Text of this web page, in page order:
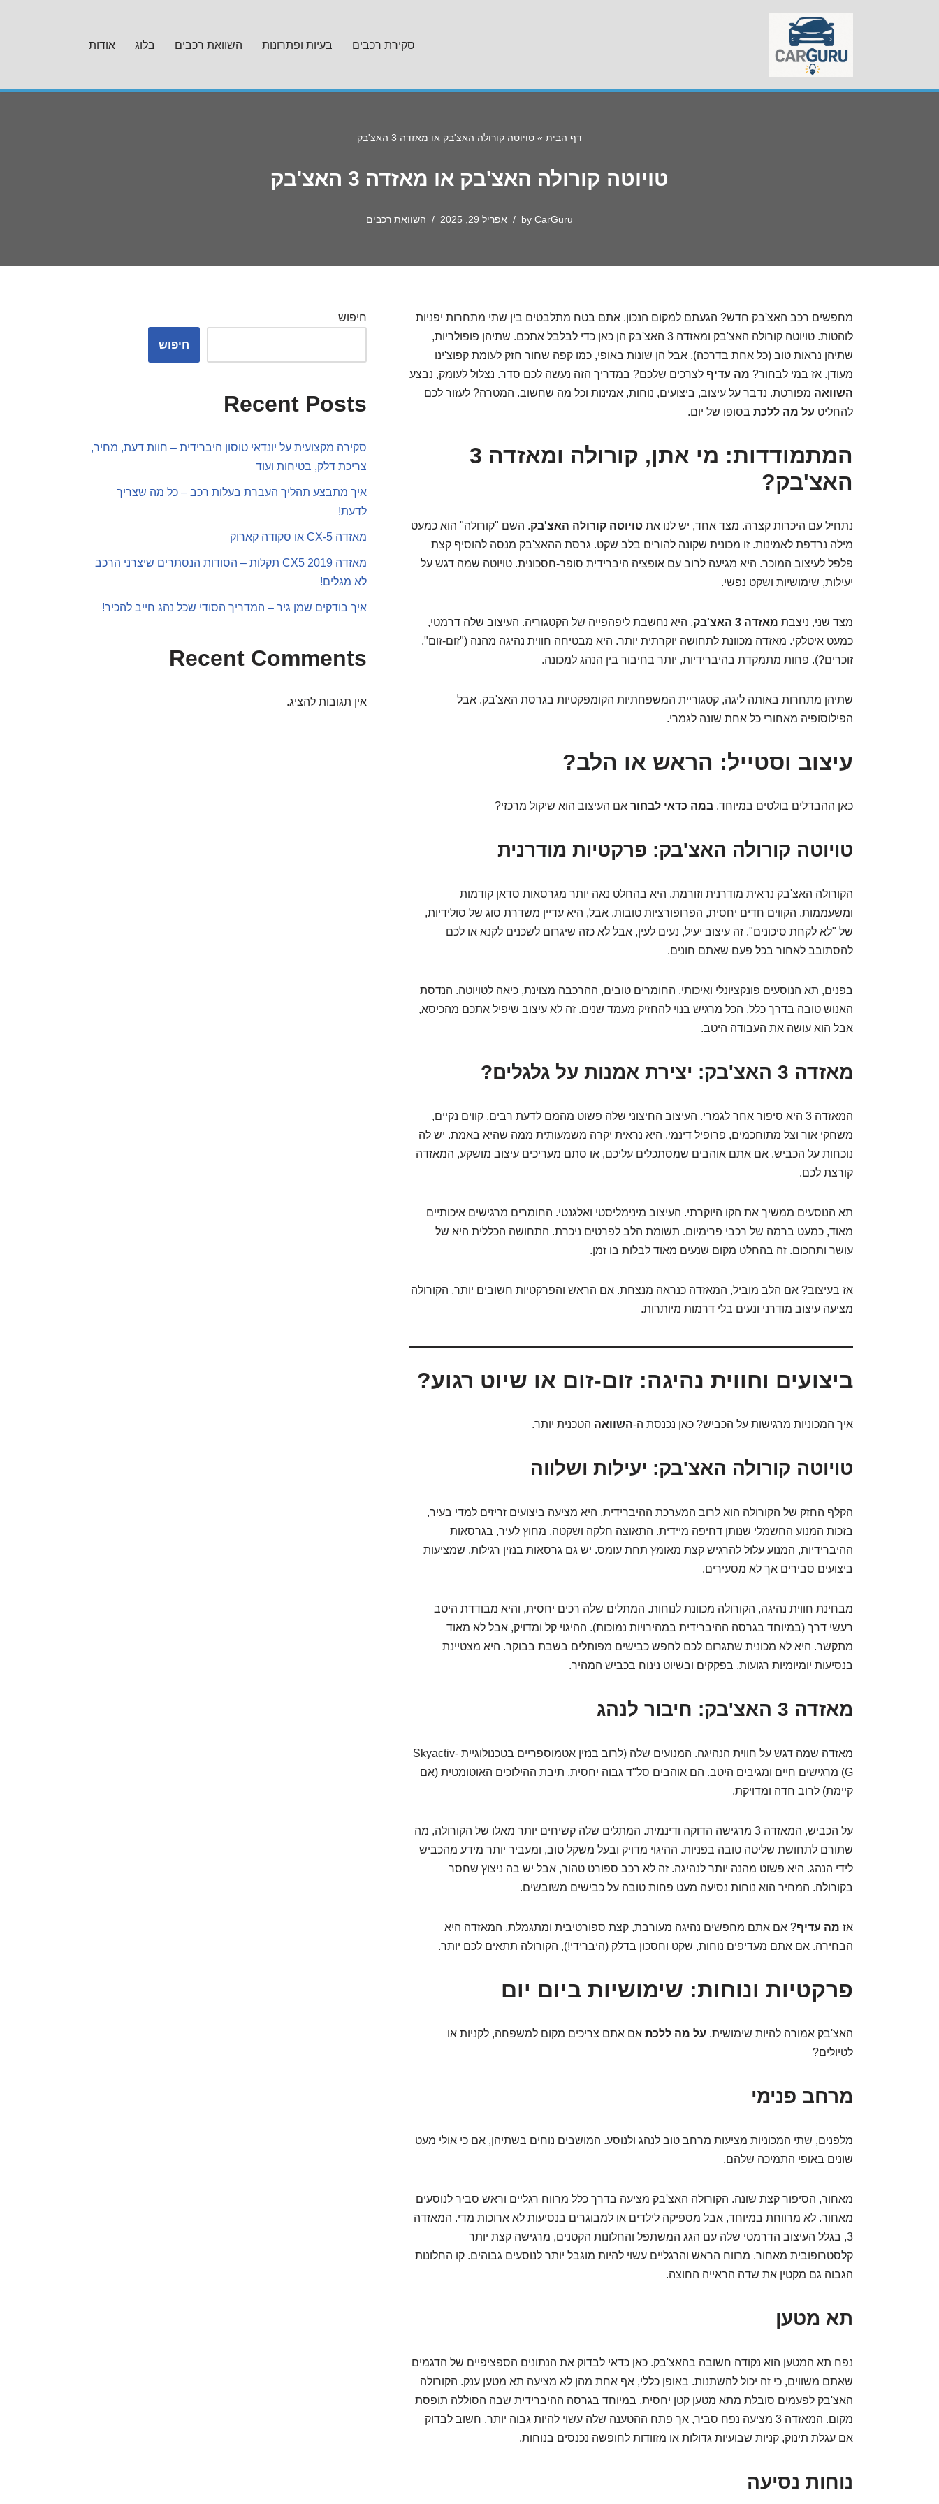
סקירת רכבים בעיות ופתרונות השוואת רכבים בלוג אודות
דף הבית » טויוטה קורולה האצ'בק או מאזדה 3 האצ'בק
טויוטה קורולה האצ'בק או מאזדה 3 האצ'בק
by CarGuru אפריל 29, 2025 השוואת רכבים
מחפשים רכב האצ'בק חדש? הגעתם למקום הנכון. אתם בטח מתלבטים בין שתי מתחרות יפניות
לוהטות. טויוטה קורולה האצ'בק ומאזדה 3 האצ'בק הן כאן כדי לבלבל אתכם. שתיהן פופולריות,
שתיהן נראות טוב (כל אחת בדרכה). אבל הן שונות באופי, כמו קפה שחור חזק לעומת קפוצ'ינו
מעודן. אז במי לבחור? מה עדיף לצרכים שלכם? במדריך הזה נעשה לכם סדר. נצלול לעומק, נבצע
השוואה מפורטת. נדבר על עיצוב, ביצועים, נוחות, אמינות וכל מה שחשוב. המטרה? לעזור לכם
להחליט על מה ללכת בסופו של יום.
המתמודדות: מי אתן, קורולה ומאזדה 3
האצ'בק?
נתחיל עם היכרות קצרה. מצד אחד, יש לנו את טויוטה קורולה האצ'בק. השם "קורולה" הוא כמעט
מילה נרדפת לאמינות. זו מכונית שקונה להורים בלב שקט. גרסת ההאצ'בק מנסה להוסיף קצת
פלפל לעיצוב המוכר. היא מגיעה לרוב עם אופציה היברידית סופר-חסכונית. טויוטה שמה דגש על
יעילות, שימושיות ושקט נפשי.
מצד שני, ניצבת מאזדה 3 האצ'בק
. היא נחשבת ליפהפייה של הקטגוריה. העיצוב שלה דרמטי,
כמעט איטלקי. מאזדה מכוונת לתחושה יוקרתית יותר. היא מבטיחה חווית נהיגה מהנה ("זום-זום",
זוכרים?). פחות מתמקדת בהיברידיות, יותר בחיבור בין הנהג למכונה.
שתיהן מתחרות באותה ליגה, קטגוריית המשפחתיות הקומפקטיות בגרסת האצ'בק. אבל
הפילוסופיה מאחורי כל אחת שונה לגמרי.
עיצוב וסטייל: הראש או הלב?
כאן ההבדלים בולטים במיוחד. במה כדאי לבחור אם העיצוב הוא שיקול מרכזי?
טויוטה קורולה האצ'בק: פרקטיות מודרנית
הקורולה האצ'בק נראית מודרנית וזורמת. היא בהחלט נאה יותר מגרסאות סדאן קודמות
ומשעממות. הקווים חדים יחסית, הפרופורציות טובות. אבל, היא עדיין משדרת סוג של סולידיות,
של "לא לקחת סיכונים". זה עיצוב יעיל, נעים לעין, אבל לא כזה שיגרום לשכנים לקנא או לכם
להסתובב לאחור בכל פעם שאתם חונים.
בפנים, תא הנוסעים פונקציונלי ואיכותי. החומרים טובים, ההרכבה מצוינת, כיאה לטויוטה. הנדסת
האנוש טובה בדרך כלל. הכל מרגיש בנוי להחזיק מעמד שנים. זה לא עיצוב שיפיל אתכם מהכיסא,
אבל הוא עושה את העבודה היטב.
מאזדה 3 האצ'בק: יצירת אמנות על גלגלים?
המאזדה 3 היא סיפור אחר לגמרי. העיצוב החיצוני שלה פשוט מהמם לדעת רבים. קווים נקיים,
משחקי אור וצל מתוחכמים, פרופיל דינמי. היא נראית יקרה משמעותית ממה שהיא באמת. יש לה
נוכחות על הכביש. אם אתם אוהבים שמסתכלים עליכם, או סתם מעריכים עיצוב מושקע, המאזדה
קורצת לכם.
תא הנוסעים ממשיך את הקו היוקרתי. העיצוב מינימליסטי ואלגנטי. החומרים מרגישים איכותיים
מאוד, כמעט ברמה של רכבי פרימיום. תשומת הלב לפרטים ניכרת. התחושה הכללית היא של
עושר ותחכום. זה בהחלט מקום שנעים מאוד לבלות בו זמן.
אז בעיצוב? אם הלב מוביל, המאזדה כנראה מנצחת. אם הראש והפרקטיות חשובים יותר, הקורולה
מציעה עיצוב מודרני ונעים בלי דרמות מיותרות.
ביצועים וחווית נהיגה: זום-זום או שיוט רגוע?
איך המכוניות מרגישות על הכביש? כאן נכנסת ה-השוואה הטכנית יותר.
טויוטה קורולה האצ'בק: יעילות ושלווה
הקלף החזק של הקורולה הוא לרוב המערכת ההיברידית. היא מציעה ביצועים זריזים למדי בעיר,
בזכות המנוע החשמלי שנותן דחיפה מיידית. התאוצה חלקה ושקטה. מחוץ לעיר, בגרסאות
ההיברידיות, המנוע עלול להרגיש קצת מאומץ תחת עומס. יש גם גרסאות בנזין רגילות, שמציעות
ביצועים סבירים אך לא מסעירים.
מבחינת חווית נהיגה, הקורולה מכוונת לנוחות. המתלים שלה רכים יחסית, והיא מבודדת היטב
רעשי דרך (במיוחד בגרסה ההיברידית במהירויות נמוכות). ההיגוי קל ומדויק, אבל לא מאוד
מתקשר. היא לא מכונית שתגרום לכם לחפש כבישים מפותלים בשבת בבוקר. היא מצטיינת
בנסיעות יומיומיות רגועות, בפקקים ובשיוט נינוח בכביש המהיר.
מאזדה 3 האצ'בק: חיבור לנהג
מאזדה שמה דגש על חווית הנהיגה. המנועים שלה (לרוב בנזין אטמוספריים בטכנולוגיית Skyactiv-
G) מרגישים חיים ומגיבים היטב. הם אוהבים סל"ד גבוה יחסית. תיבת ההילוכים האוטומטית (אם
קיימת) לרוב חדה ומדויקת.
על הכביש, המאזדה 3 מרגישה הדוקה ודינמית. המתלים שלה קשיחים יותר מאלו של הקורולה, מה
שתורם לתחושת שליטה טובה בפניות. ההיגוי מדויק ובעל משקל טוב, ומעביר יותר מידע מהכביש
לידי הנהג. היא פשוט מהנה יותר לנהיגה. זה לא רכב ספורט טהור, אבל יש בה ניצוץ שחסר
בקורולה. המחיר הוא נוחות נסיעה מעט פחות טובה על כבישים משובשים.
אז מה עדיף? אם אתם מחפשים נהיגה מעורבת, קצת ספורטיבית ומתגמלת, המאזדה היא
הבחירה. אם אתם מעדיפים נוחות, שקט וחסכון בדלק (היברידי!), הקורולה תתאים לכם יותר.
פרקטיות ונוחות: שימושיות ביום יום
האצ'בק אמורה להיות שימושית. על מה ללכת אם אתם צריכים מקום למשפחה, לקניות או
לטיולים?
מרחב פנימי
מלפנים, שתי המכוניות מציעות מרחב טוב לנהג ולנוסע. המושבים נוחים בשתיהן, אם כי אולי מעט
שונים באופי התמיכה שלהם.
מאחור, הסיפור קצת שונה. הקורולה האצ'בק מציעה בדרך כלל מרווח רגליים וראש סביר לנוסעים
מאחור. לא מרווחת במיוחד, אבל מספיקה לילדים או למבוגרים בנסיעות לא ארוכות מדי. המאזדה
3, בגלל העיצוב הדרמטי שלה עם הגג המשתפל והחלונות הקטנים, מרגישה קצת יותר
קלסטרופובית מאחור. מרווח הראש והרגליים עשוי להיות מוגבל יותר לנוסעים גבוהים. קו החלונות
הגבוה גם מקטין את שדה הראייה החוצה.
תא מטען
נפח תא המטען הוא נקודה חשובה בהאצ'בק. כאן כדאי לבדוק את הנתונים הספציפיים של הדגמים
שאתם משווים, כי זה יכול להשתנות. באופן כללי, אף אחת מהן לא מציעה תא מטען ענק. הקורולה
האצ'בק לפעמים סובלת מתא מטען קטן יחסית, במיוחד בגרסה ההיברידית שבה הסוללה תופסת
מקום. המאזדה 3 מציעה נפח סביר, אך פתח ההטענה שלה עשוי להיות גבוה יותר. חשוב לבדוק
אם עגלת תינוק, קניות שבועיות גדולות או מזוודות לחופשה נכנסים בנוחות.
נוחות נסיעה
חיפוש
חיפוש
Recent Posts
סקירה מקצועית על יונדאי טוסון היברידית – חוות דעת, מחיר,
צריכת דלק, בטיחות ועוד
איך מתבצע תהליך העברת בעלות רכב – כל מה שצריך
לדעת!
מאזדה CX-5 או סקודה קארוק
מאזדה CX5 2019 תקלות – הסודות הנסתרים שיצרני הרכב
לא מגלים!
איך בודקים שמן גיר – המדריך הסודי שכל נהג חייב להכיר!
Recent Comments
אין תגובות להציג.